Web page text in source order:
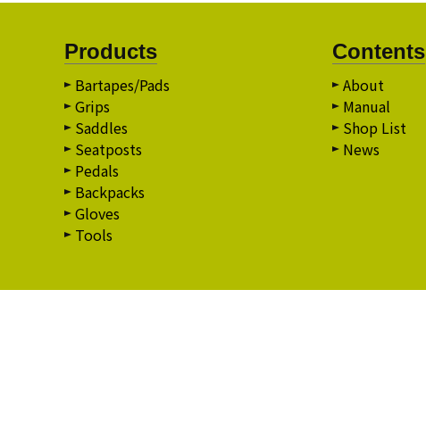
Products
Bartapes/Pads
Grips
Saddles
Seatposts
Pedals
Backpacks
Gloves
Tools
Contents
About
Manual
Shop List
News